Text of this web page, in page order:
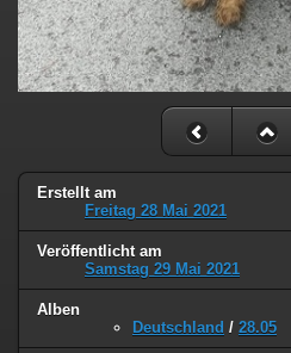
Erstellt am
Freitag 28 Mai 2021
Veröffentlicht am
Samstag 29 Mai 2021
Alben
Deutschland / 28.05